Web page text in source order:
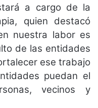
a cargo de la
quien destacó
nuestra labor es
de las entidades
ese trabajo
puedan el
vecinos y